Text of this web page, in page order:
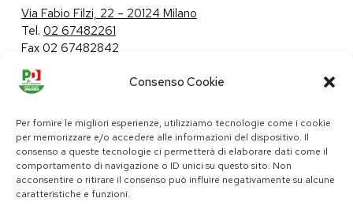
Consenso Cookie
Per fornire le migliori esperienze, utilizziamo tecnologie come i cookie
per memorizzare e/o accedere alle informazioni del dispositivo. Il
consenso a queste tecnologie ci permetterà di elaborare dati come il
comportamento di navigazione o ID unici su questo sito. Non
acconsentire o ritirare il consenso può influire negativamente su alcune
caratteristiche e funzioni.
Via Fabio Filzi, 22 – 20124 Milano
Tel. 02 67482261
Fax 02 67482842
Tutela dei dati personali|Politica sui cookie
pd@consiglio.regione.lombardia.it
ufficiostampa.pd@consiglio.regione.lombardia.it